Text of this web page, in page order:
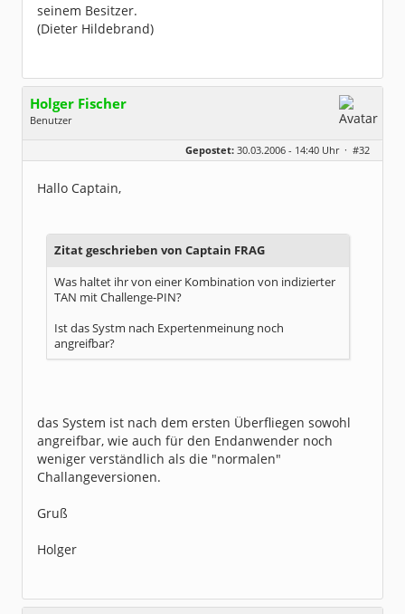
seinem Besitzer.
(Dieter Hildebrand)
Holger Fischer
Benutzer
Alter:
54
Dabei seit:
02 / 2003
Gepostet: 30.03.2006 - 14:40 Uhr · #32
Hallo Captain,
Zitat geschrieben von Captain FRAG
Was haltet ihr von einer Kombination von indizierter
TAN mit Challenge-PIN?
Ist das Systm nach Expertenmeinung noch
angreifbar?
das System ist nach dem ersten Überfliegen sowohl
angreifbar, wie auch für den Endanwender noch
weniger verständlich als die "normalen"
Challangeversionen.
Gruß
Holger